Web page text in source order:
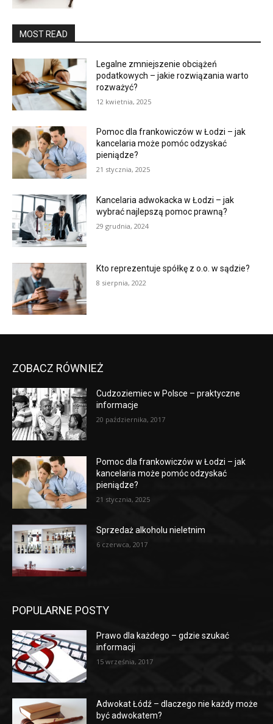
MOST READ
Legalne zmniejszenie obciążeń
podatkowych – jakie rozwiązania warto
rozważyć?
12 kwietnia, 2025
Pomoc dla frankowiczów w Łodzi – jak
kancelaria może pomóc odzyskać
pieniądze?
21 stycznia, 2025
Kancelaria adwokacka w Łodzi – jak
wybrać najlepszą pomoc prawną?
29 grudnia, 2024
Kto reprezentuje spółkę z o.o. w sądzie?
8 sierpnia, 2022
ZOBACZ RÓWNIEŻ
Cudzoziemiec w Polsce – praktyczne
informacje
20 października, 2017
Pomoc dla frankowiczów w Łodzi – jak
kancelaria może pomóc odzyskać
pieniądze?
21 stycznia, 2025
Sprzedaż alkoholu nieletnim
6 czerwca, 2017
POPULARNE POSTY
Prawo dla każdego – gdzie szukać
informacji
15 września, 2017
Adwokat Łódź – dlaczego nie każdy może
być adwokatem?